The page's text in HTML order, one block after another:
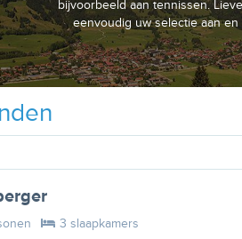
bijvoorbeeld aan tennissen.
eenvoudig uw selectie aan
3 slaapkamers